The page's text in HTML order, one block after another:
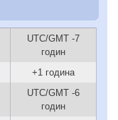
UTC/GMT -7
годин
+1 година
UTC/GMT -6
годин